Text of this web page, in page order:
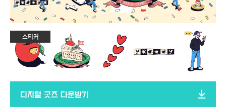
스티커
디지털 굿즈 다운받기